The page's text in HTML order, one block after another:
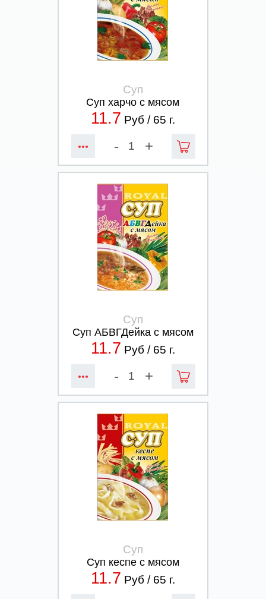
Суп
Суп харчо с мясом
11.7 Руб / 65 г.
- +
Суп
Суп АБВГДейка с мясом
11.7 Руб / 65 г.
- +
Суп
Суп кеспе с мясом
11.7 Руб / 65 г.